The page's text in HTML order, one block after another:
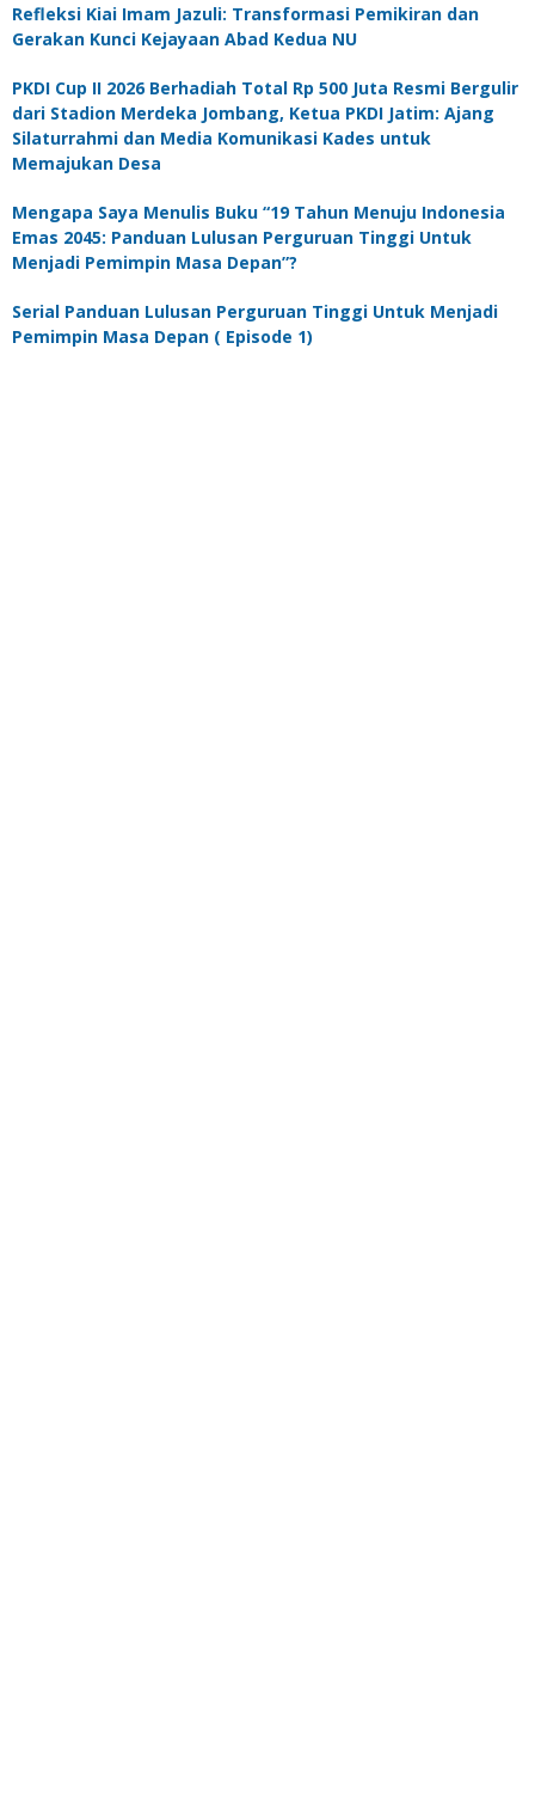
Refleksi Kiai Imam Jazuli: Transformasi Pemikiran dan
Gerakan Kunci Kejayaan Abad Kedua NU
PKDI Cup II 2026 Berhadiah Total Rp 500 Juta Resmi Bergulir
dari Stadion Merdeka Jombang, Ketua PKDI Jatim: Ajang
Silaturrahmi dan Media Komunikasi Kades untuk
Memajukan Desa
Mengapa Saya Menulis Buku “19 Tahun Menuju Indonesia
Emas 2045: Panduan Lulusan Perguruan Tinggi Untuk
Menjadi Pemimpin Masa Depan”?
Serial Panduan Lulusan Perguruan Tinggi Untuk Menjadi
Pemimpin Masa Depan ( Episode 1)